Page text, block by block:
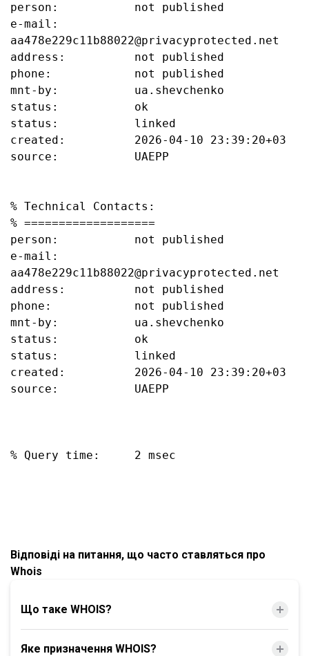
person:           not published
e-mail:
aa478e229c11b88022@privacyprotected.net
address:          not published
phone:            not published
mnt-by:           ua.shevchenko
status:           ok
status:           linked
created:          2026-04-10 23:39:20+03
source:           UAEPP
% Technical Contacts:
% ===================
person:           not published
e-mail:
aa478e229c11b88022@privacyprotected.net
address:          not published
phone:            not published
mnt-by:           ua.shevchenko
status:           ok
status:           linked
created:          2026-04-10 23:39:20+03
source:           UAEPP
% Query time:     2 msec
Відповіді на питання, що часто ставляться про
Whois
Що таке WHOIS?
Яке призначення WHOIS?